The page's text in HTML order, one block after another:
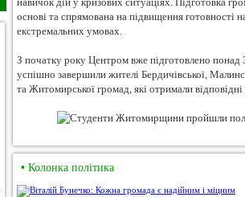
основі та спрямована на підвищення готовності
екстремальних умовах.
З початку року Центром вже підготовлено
успішно завершили жителі Бердичівської,
та Житомирської громад, які отримали відповідні
• Колонка політика